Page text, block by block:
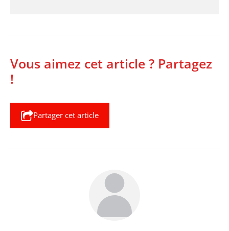
Vous aimez cet article ? Partagez
!
Partager cet article